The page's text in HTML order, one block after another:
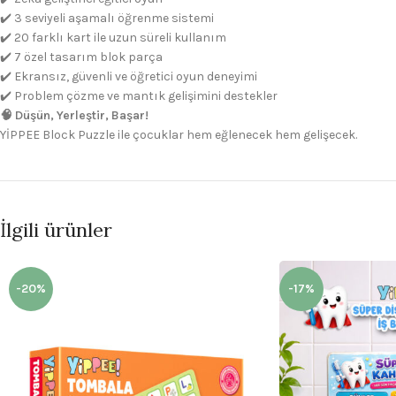
✔️ 3 seviyeli aşamalı öğrenme sistemi
✔️ 20 farklı kart ile uzun süreli kullanım
✔️ 7 özel tasarım blok parça
✔️ Ekransız, güvenli ve öğretici oyun deneyimi
✔️ Problem çözme ve mantık gelişimini destekler
🧠 Düşün, Yerleştir, Başar!
YİPPEE Block Puzzle ile çocuklar hem eğlenecek hem gelişecek.
İlgili ürünler
-20% -17%